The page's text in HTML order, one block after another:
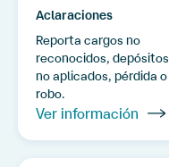
Aclaraciones
Reporta cargos no
reconocidos, depósitos
no aplicados, pérdida o
robo.
Ver información